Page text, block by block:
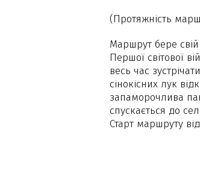
(Протяжність
Маршрут бере свій
Першої світової
весь час
сінокісних лук
запаморочлива
спускається до
Старт маршруту